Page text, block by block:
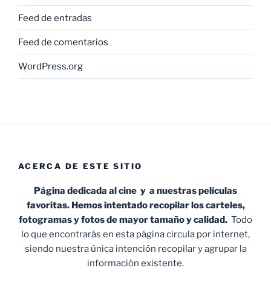
Feed de entradas
Feed de comentarios
WordPress.org
ACERCA DE ESTE SITIO
Página dedicada al cine y a nuestras películas
favoritas. Hemos intentado recopilar los carteles,
fotogramas y fotos de mayor tamaño y calidad. Todo
lo que encontrarás en esta página circula por internet,
siendo nuestra única intención recopilar y agrupar la
información existente.